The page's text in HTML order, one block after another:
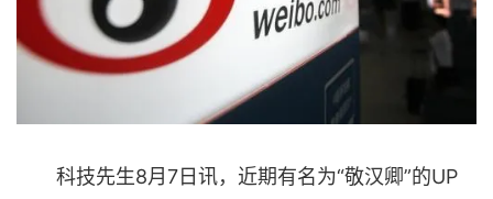
科技先生8月7日讯，近期有名为“敬汉卿”的UP